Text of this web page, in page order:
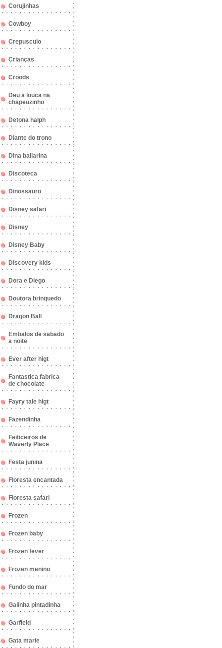
Corujinhas
Cowboy
Crepusculo
Crianças
Croods
Deu a louca na
chapeuzinho
Detona halph
Diante do trono
Dina bailarina
Discoteca
Dinossauro
Disney safari
Disney
Disney Baby
Discovery kids
Dora e Diego
Doutora brinquedo
Dragon Ball
Embalos de sabado
a noite
Ever after higt
Fantastica fabrica
de chocolate
Fayry tale higt
Fazendinha
Feiticeiros de
Waverly Place
Festa junina
Floresta encantada
Floresta safari
Frozen
Frozen baby
Frozen fever
Frozen menino
Fundo do mar
Galinha pintadinha
Garfield
Gata marie